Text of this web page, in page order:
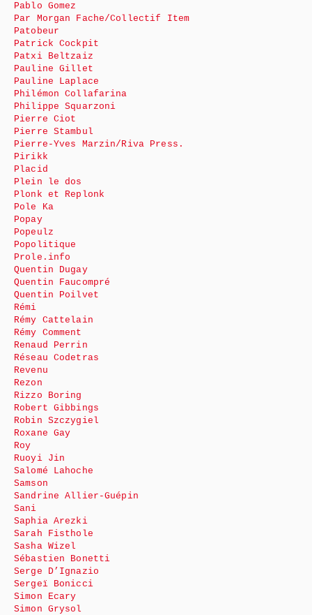
Pablo Gomez
Par Morgan Fache/Collectif Item
Patobeur
Patrick Cockpit
Patxi Beltzaiz
Pauline Gillet
Pauline Laplace
Philémon Collafarina
Philippe Squarzoni
Pierre Ciot
Pierre Stambul
Pierre-Yves Marzin/Riva Press.
Pirikk
Placid
Plein le dos
Plonk et Replonk
Pole Ka
Popay
Popeulz
Popolitique
Prole.info
Quentin Dugay
Quentin Faucompré
Quentin Poilvet
Rémi
Rémy Cattelain
Rémy Comment
Renaud Perrin
Réseau Codetras
Revenu
Rezon
Rizzo Boring
Robert Gibbings
Robin Szczygiel
Roxane Gay
Roy
Ruoyi Jin
Salomé Lahoche
Samson
Sandrine Allier-Guépin
Sani
Saphia Arezki
Sarah Fisthole
Sasha Wizel
Sébastien Bonetti
Serge D’Ignazio
Sergeï Bonicci
Simon Ecary
Simon Grysol